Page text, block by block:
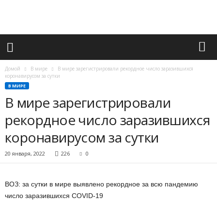
ж
Домой В мире
В мире зарегистрировали рекордное число заразившихся
коронавирусом за сутки
В МИРЕ
В мире зарегистрировали
рекордное число заразившихся
коронавирусом за сутки
20 января, 2022 226 0
ВОЗ: за сутки в мире выявлено рекордное за всю пандемию
число заразившихся COVID-19